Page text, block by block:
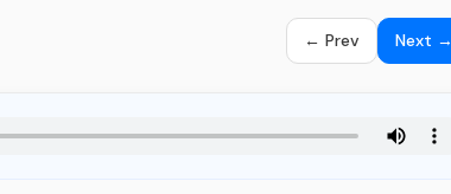
← Prev Next →